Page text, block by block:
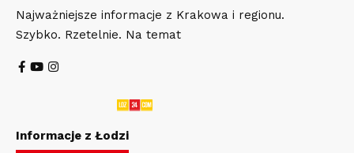
Najważniejsze informacje z Krakowa i regionu.
Szybko. Rzetelnie. Na temat
Informacje z Łodzi